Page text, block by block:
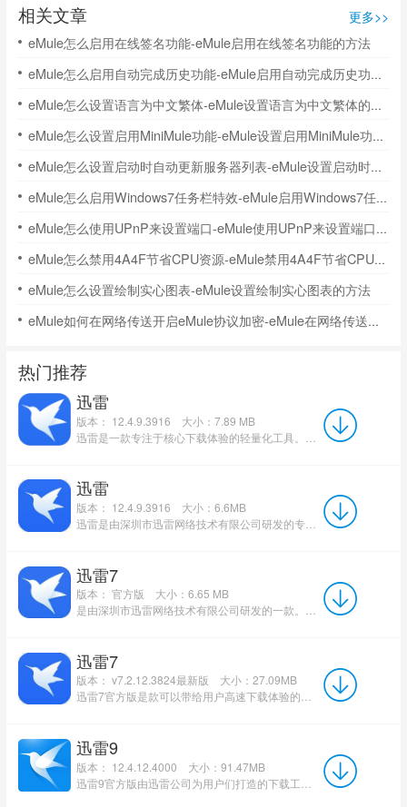
相关文章
更多>>
eMule怎么启用在线签名功能-eMule启用在线签名功能的方法
eMule怎么启用自动完成历史功能-eMule启用自动完成历史功能的方法
eMule怎么设置语言为中文繁体-eMule设置语言为中文繁体的方法
eMule怎么设置启用MiniMule功能-eMule设置启用MiniMule功能的方法
eMule怎么设置启动时自动更新服务器列表-eMule设置启动时自动更新服务器列表的方法
eMule怎么启用Windows7任务栏特效-eMule启用Windows7任务栏特效的方法
eMule怎么使用UPnP来设置端口-eMule使用UPnP来设置端口的方法
eMule怎么禁用4A4F节省CPU资源-eMule禁用4A4F节省CPU资源的方法
eMule怎么设置绘制实心图表-eMule设置绘制实心图表的方法
eMule如何在网络传送开启eMule协议加密-eMule在网络传送开启eMule协议加密的方法
热门推荐
迅雷
版本： 12.4.9.3916
大小：7.89 MB
迅雷
版本： 12.4.9.3916
大小：6.6MB
迅雷是由深圳市迅雷网络技术有限公司研发的专业下载软件，目前已经发展至第12代，凭借其卓越性能持续获得广大...
迅雷7
版本： 官方版
大小：6.65 MB
迅雷7
版本： v7.2.12.3824最新版
大小：27.09MB
迅雷7官方版是款可以带给用户高速下载体验的下载工具。迅雷7正式版中通过这种先进的超线程技术，用户能够以...
迅雷9
版本： 12.4.12.4000
大小：91.47MB